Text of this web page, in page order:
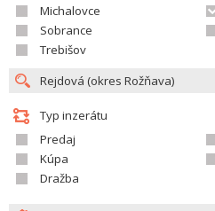
Michalovce
Sobrance
Trebišov
Typ inzerátu
Predaj
Kúpa
Dražba